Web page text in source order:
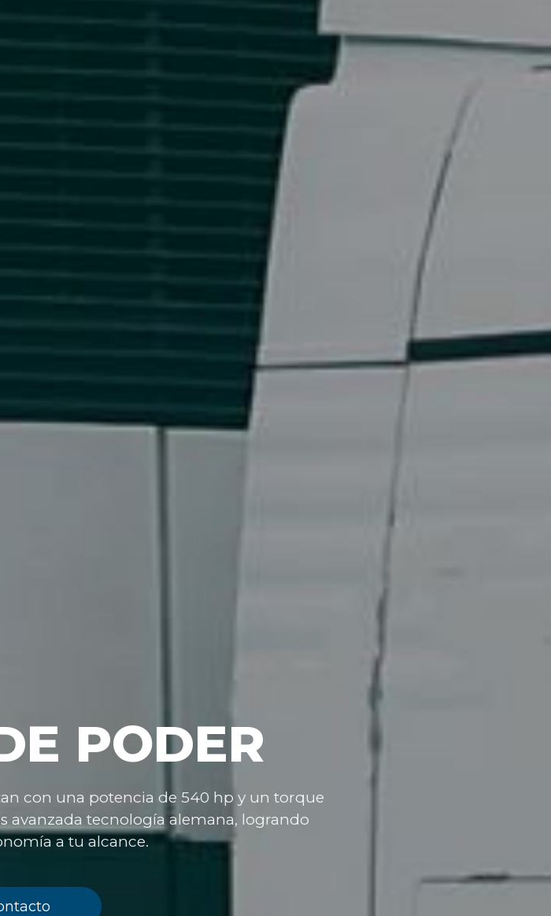
PODER
con una potencia de 540 hp y un torque
avanzada tecnología alemana, logrando
a tu alcance.